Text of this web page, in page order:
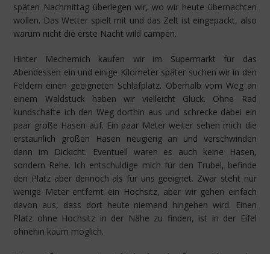
späten Nachmittag überlegen wir, wo wir heute übernachten
wollen. Das Wetter spielt mit und das Zelt ist eingepackt, also
warum nicht die erste Nacht wild campen.
Hinter Mechernich kaufen wir im Supermarkt für das
Abendessen ein und einige Kilometer später suchen wir in den
Feldern einen geeigneten Schlafplatz. Oberhalb vom Weg an
einem Waldstück haben wir vielleicht Glück. Ohne Rad
kundschafte ich den Weg dorthin aus und schrecke dabei ein
paar große Hasen auf. Ein paar Meter weiter sehen mich die
erstaunlich großen Hasen neugierig an und verschwinden
dann im Dickicht. Eventuell waren es auch keine Hasen,
sondern Rehe. Ich entschuldige mich für den Trubel, befinde
den Platz aber dennoch als für uns geeignet. Zwar steht nur
wenige Meter entfernt ein Hochsitz, aber wir gehen einfach
davon aus, dass dort heute niemand hingehen wird. Einen
Platz ohne Hochsitz in der Nähe zu finden, ist in der Eifel
ohnehin kaum möglich.